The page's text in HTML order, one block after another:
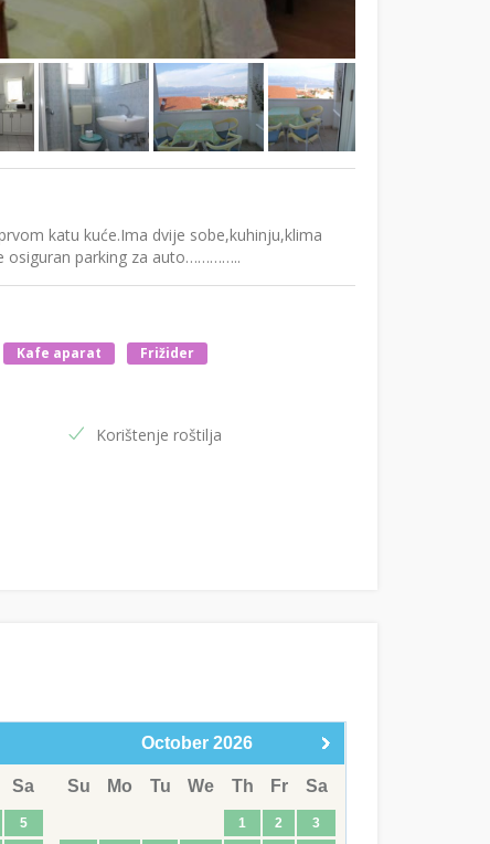
katu kuće.Ima dvije sobe,kuhinju,klima
osiguran parking za auto…………..
Kafe aparat
Frižider
Korištenje roštilja
Sa
5
October 2026
Su Mo Tu We Th Fr Sa
1 2
3